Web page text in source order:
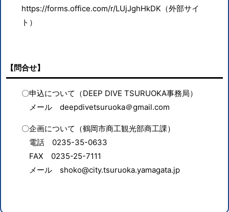
https://forms.office.com/r/LUjJghHkDK（外部サイ
ト）
【問合せ】
〇申込について（DEEP DIVE TSURUOKA事務局）
メール deepdivetsuruoka＠gmail.com
〇企画について（鶴岡市商工観光部商工課）
電話 0235-35-0633
FAX
0235-25-7111
メール shoko@city.tsuruoka.yamagata.jp